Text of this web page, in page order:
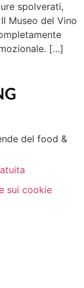
spolverati,
Museo del Vino
[…]
del food &
sui cookie